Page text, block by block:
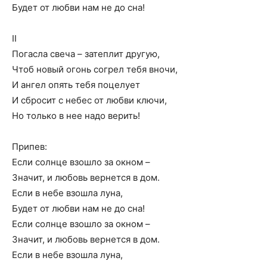
Будет от любви нам не до сна!
II
Погасла свеча – затеплит другую,
Чтоб новый огонь согрел тебя вночи,
И ангел опять тебя поцелует
И сбросит с небес от любви ключи,
Но только в нее надо верить!
Припев:
Если солнце взошло за окном –
Значит, и любовь вернется в дом.
Если в небе взошла луна,
Будет от любви нам не до сна!
Если солнце взошло за окном –
Значит, и любовь вернется в дом.
Если в небе взошла луна,